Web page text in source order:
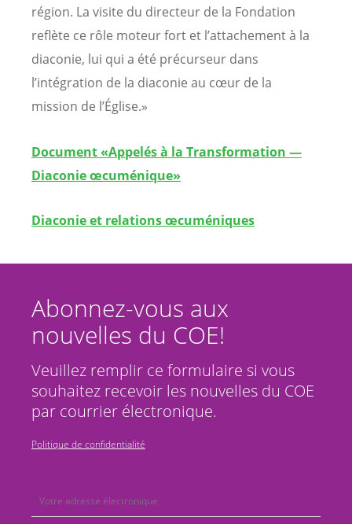
région. La visite du directeur de la Fondation
reflète ce rôle moteur fort et l’attachement à la
diaconie, lui qui a été précurseur dans
l’intégration de la diaconie au cœur de la
mission de l’Église.»
Document «Appelés à la Transformation —
Diaconie œcuménique»
Diaconie et relations œcuméniques
Abonnez-vous aux
nouvelles du COE!
Veuillez remplir ce formulaire si vous
souhaitez recevoir les nouvelles du COE
par courrier électronique.
Politique de confidentialité